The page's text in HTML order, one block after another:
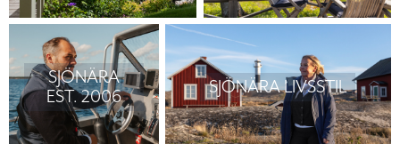
SJÖNÄRA
EST. 2006
SJÖNÄRA LIVSSTIL